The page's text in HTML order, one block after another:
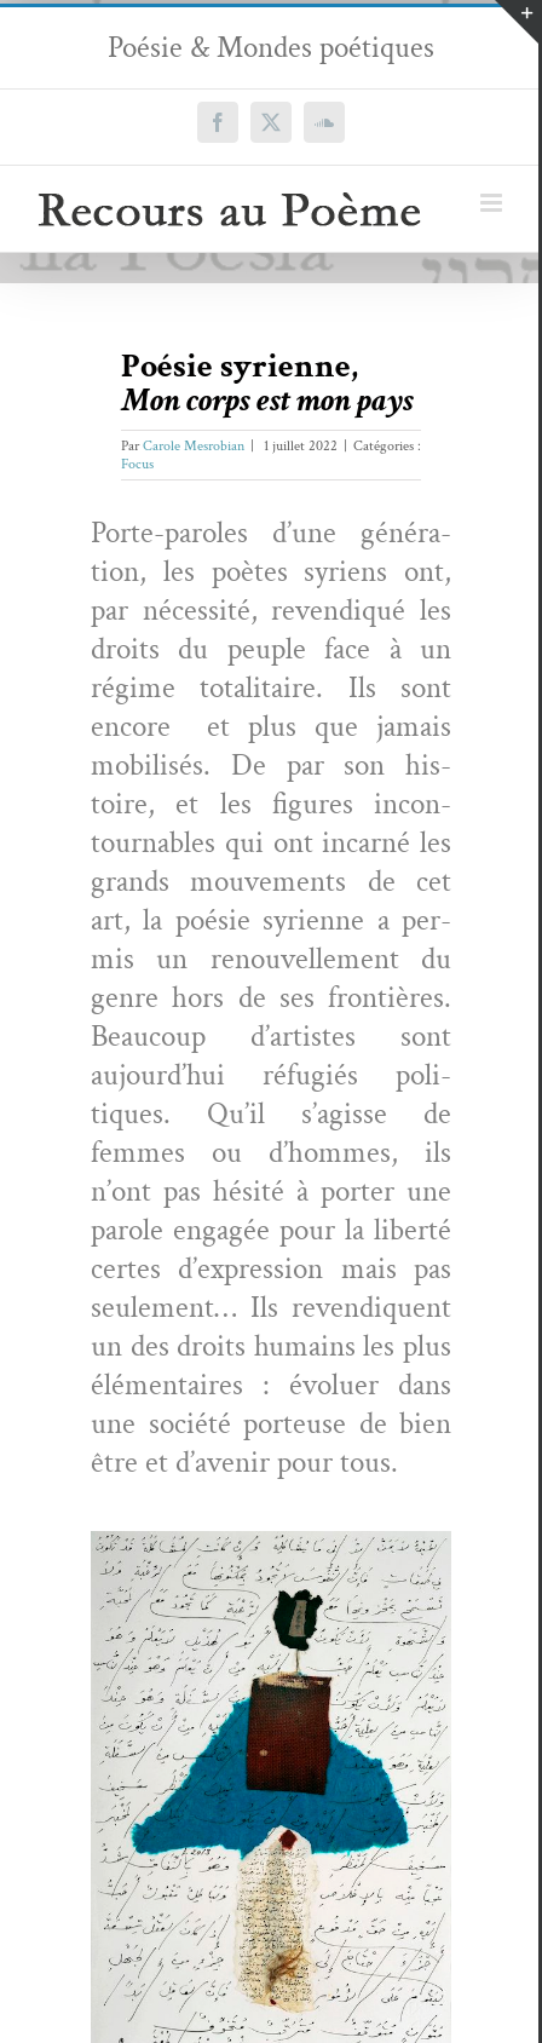
Passer
contenu
Poésie & Mondes poétiques
Facebook
X SoundCloud
Poésie syrienne,
Mon corps est mon pays
ParCarole Mesrobian 1 juillet 2022
Catégories :
Focus
Porte-paroles d’une généra­
tion, les poètes syriens ont,
par néces­sité, revendiqué les
droits du peu­ple face à un
régime total­i­taire. Ils sont
encore et plus que jamais
mobil­isés. De par son his­
toire, et les fig­ures incon­
tourn­ables qui ont incar­né les
grands mou­ve­ments de cet
art, la poésie syri­enne a per­
mis un renou­velle­ment du
genre hors de ses fron­tières.
Beau­coup d’artistes sont
aujour­d’hui réfugiés poli­
tiques. Qu’il s’agisse de
femmes ou d’hommes, ils
n’ont pas hésité à porter une
parole engagée pour la lib­erté
certes d’ex­pres­sion mais pas
seule­ment… Ils revendiquent
un des droits humains les plus
élé­men­taires : évoluer dans
une société por­teuse de bien
être et d’avenir pour tous.